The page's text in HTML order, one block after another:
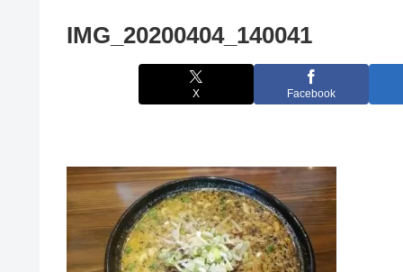
IMG_20200404_140041
X Facebook